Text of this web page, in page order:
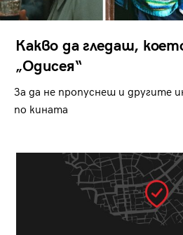
Какво да гледаш,
„Одисея“
За да не пропуснеш и другите
по кината